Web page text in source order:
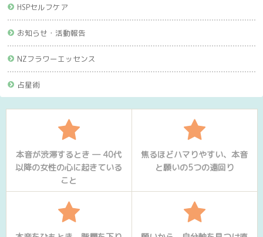
HSPセルフケア
お知らせ・活動報告
NZフラワーエッセンス
占星術
本音が渋滞するとき ― 40代
以降の女性の心に起きている
こと
焦るほどハマりやすい、本音
と願いの5つの遠回り